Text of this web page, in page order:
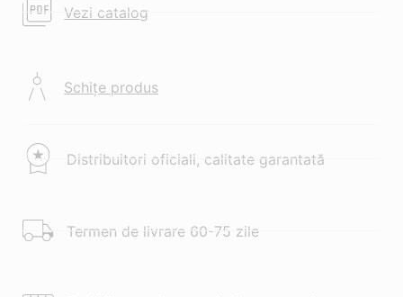
Vezi catalog
Schițe produs
Distribuitori oficiali, calitate garantată
Termen de livrare 60-75 zile